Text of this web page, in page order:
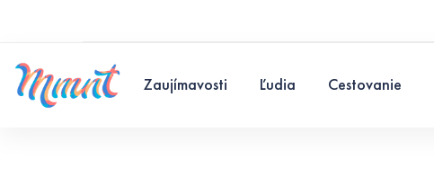
Zaujímavosti Ľudia Cestovanie